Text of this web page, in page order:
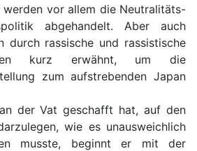
werden vor allem die Neutralitäts-
abgehandelt. Aber auch
durch rassische und rassistische
kurz erwähnt, um die
zum aufstrebenden Japan
der Vat geschafft hat, auf den
wie es unausweichlich
musste, beginnt er mit der